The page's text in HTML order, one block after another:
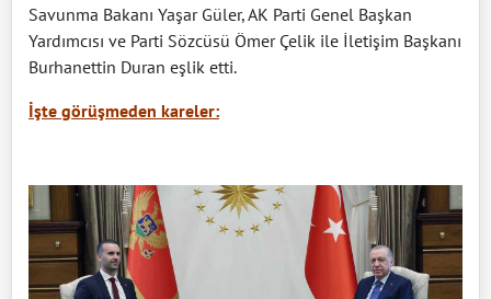
Savunma Bakanı Yaşar Güler, AK Parti Genel Başkan
Yardımcısı ve Parti Sözcüsü Ömer Çelik ile İletişim Başkanı
Burhanettin Duran eşlik etti.
İşte görüşmeden kareler: